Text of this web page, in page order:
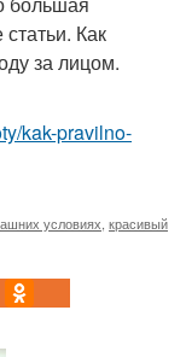
Как
за лицом.
kak-pravilno-
условиях красивый